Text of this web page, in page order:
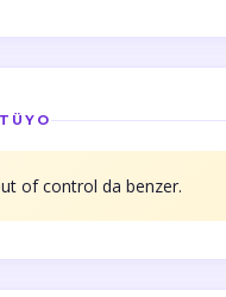
of control da benzer.